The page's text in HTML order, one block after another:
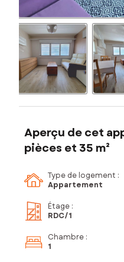
Aperçu de cet
pièces et 35 m²
Type de logement :
Appartement
Étage :
RDC/1
Chambre :
1